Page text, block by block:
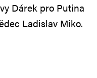
Dárek pro Putina
Ladislav Miko.